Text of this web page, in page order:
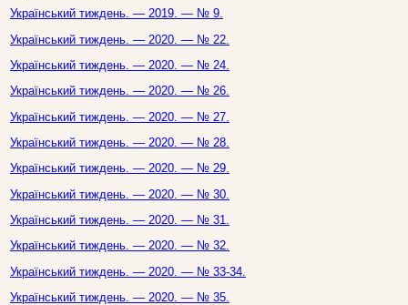
Український тиждень. — 2019. — № 9.
Український тиждень. — 2020. — № 22.
Український тиждень. — 2020. — № 24.
Український тиждень. — 2020. — № 26.
Український тиждень. — 2020. — № 27.
Український тиждень. — 2020. — № 28.
Український тиждень. — 2020. — № 29.
Український тиждень. — 2020. — № 30.
Український тиждень. — 2020. — № 31.
Український тиждень. — 2020. — № 32.
Український тиждень. — 2020. — № 33-34.
Український тиждень. — 2020. — № 35.